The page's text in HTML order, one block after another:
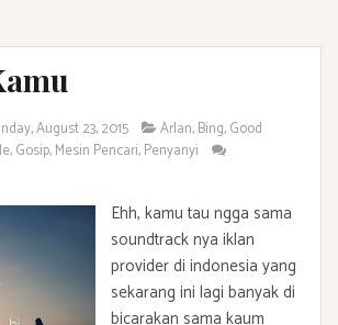
August 23, 2015 Arlan,Bing,Good
,Gosip,Mesin Pencari,Penyanyi
Ehh, kamu tau ngga sama
soundtrack nya iklan
provider di indonesia yang
sekarang ini lagi banyak di
bicarakan sama kaum